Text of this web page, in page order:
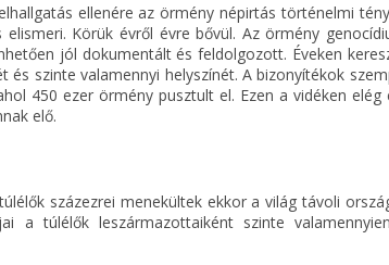
ellenére az örmény népirtás történelmi
elismeri. Körük évről évre bővül. Az örmény
jól dokumentált és feldolgozott. Éveken
és szinte valamennyi helyszínét. A bizonyítékok
450 ezer örmény pusztult el. Ezen a vidéken
elő.
százezrei menekültek ekkor a világ távoli
a túlélők leszármazottaiként szinte